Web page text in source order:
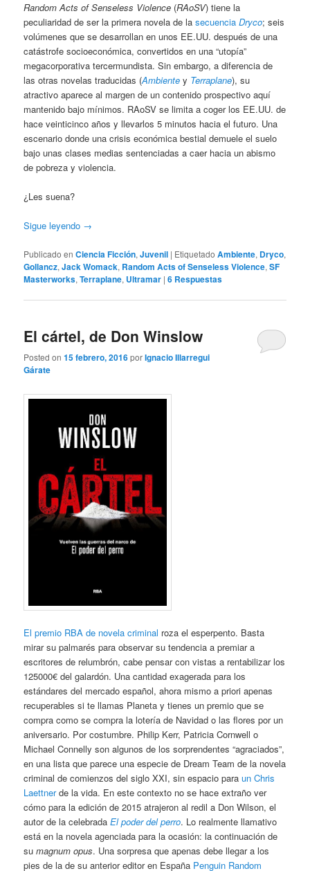
Random Acts of Senseless Violence (RAoSV) tiene la
peculiaridad de ser la primera novela de lasecuenciaDryco; seis
volúmenes que se desarrollan en unos EE.UU. después de una
catástrofe socioeconómica, convertidos en una “utopía”
megacorporativa tercermundista. Sin embargo, a diferencia de
las otras novelas traducidas (Ambiente y Terraplane), su
atractivo aparece al margen de un contenido prospectivo aquí
mantenido bajo mínimos. RAoSV se limita a coger los EE.UU. de
hace veinticinco años y llevarlos 5 minutos hacia el futuro. Una
escenario donde una crisis económica bestial demuele el suelo
bajo unas clases medias sentenciadas a caer hacia un abismo
de pobreza y violencia.
¿Les suena?
Sigue leyendo →
Publicado en Ciencia Ficción,Juvenil | Etiquetado Ambiente, Dryco,
Gollancz,Jack Womack, Random Acts of Senseless Violence,SF
Masterworks,Terraplane, Ultramar |6 Respuestas
El cártel, de Don Winslow
Posted on15 febrero, 2016porIgnacio Illarregui
Gárate
El premio RBA de novela criminal roza el esperpento. Basta
mirar su palmarés para observar su tendencia a premiar a
escritores de relumbrón, cabe pensar con vistas a rentabilizar los
125000€ del galardón. Una cantidad exagerada para los
estándares del mercado español, ahora mismo a priori apenas
recuperables si te llamas Planeta y tienes un premio que se
compra como se compra la lotería de Navidad o las flores por un
aniversario. Por costumbre. Philip Kerr, Patricia Cornwell o
Michael Connelly son algunos de los sorprendentes “agraciados”,
en una lista que parece una especie de Dream Team de la novela
criminal de comienzos del siglo XXI, sin espacio paraun Chris
Laettnerde la vida. En este contexto no se hace extraño ver
cómo para la edición de 2015 atrajeron al redil a Don Wilson, el
autor de la celebradaEl poder del perro. Lo realmente llamativo
está en la novela agenciada para la ocasión: la continuación de
sumagnum opus. Una sorpresa que apenas debe llegar a los
pies de la de su anterior editor en España Penguin Random